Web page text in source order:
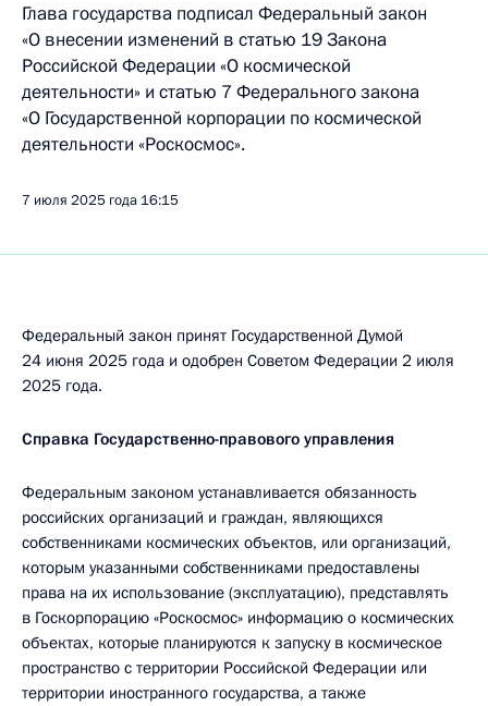
Глава государства подписал Федеральный закон
«О внесении изменений в статью 19 Закона
Российской Федерации «О космической
деятельности» и статью 7 Федерального закона
«О Государственной корпорации по космической
деятельности «Роскосмос».
7 июля 2025 года 16:15
Федеральный закон принят Государственной Думой
24 июня 2025 года и одобрен Советом Федерации 2 июля
2025 года.
Справка Государственно-правового управления
Федеральным законом устанавливается обязанность
российских организаций и граждан, являющихся
собственниками космических объектов, или организаций,
которым указанными собственниками предоставлены
права на их использование (эксплуатацию), представлять
в Госкорпорацию «Роскосмос» информацию о космических
объектах, которые планируются к запуску в космическое
пространство с территории Российской Федерации или
территории иностранного государства, а также